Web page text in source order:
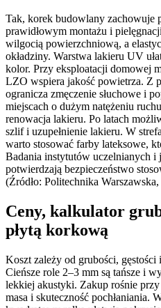
Tak, korek budowlany zachowuje
prawidłowym montażu i
wilgocią powierzchniową, a
okładziny. Warstwa lakieru UV
kolor. Przy eksploatacji domowej
LZO wspiera jakość powietrza. Z
ogranicza zmęczenie słuchowe i
miejscach o dużym natężeniu
renowacja lakieru. Po latach
szlif i uzupełnienie lakieru. W
warto stosować farby lateksowe,
Badania instytutów uczelnianych
potwierdzają bezpieczeństwo
(Źródło: Politechnika
Ceny, kalkulator
płytą korkową
Koszt zależy od grubości,
Cieńsze role 2–3 mm są tańsze i
lekkiej akustyki. Zakup rośnie
masa i skuteczność pochłaniania.